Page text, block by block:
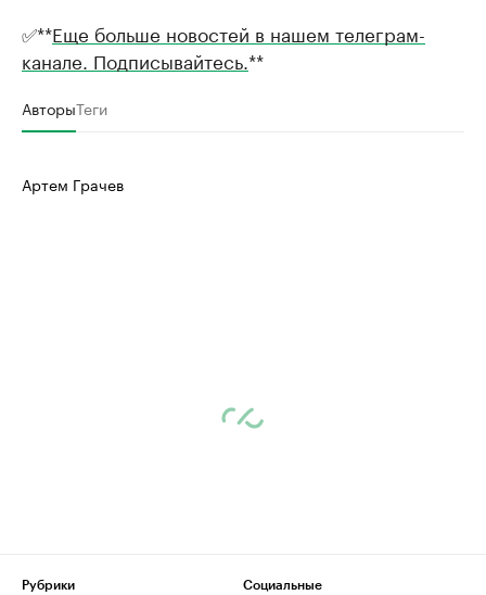
✅**Еще больше новостей в нашем телеграм-
канале. Подписывайтесь. **
АвторыТеги
Артем Грачев
Рубрики
Социальные